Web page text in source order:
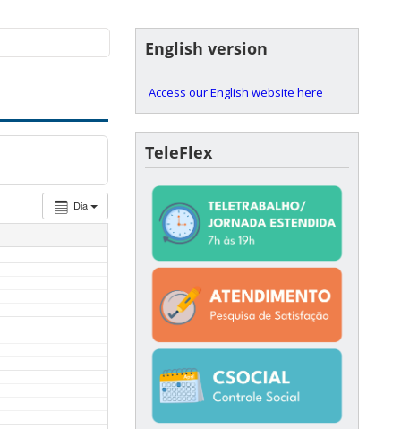
Dia
English version
Access our English website here
TeleFlex